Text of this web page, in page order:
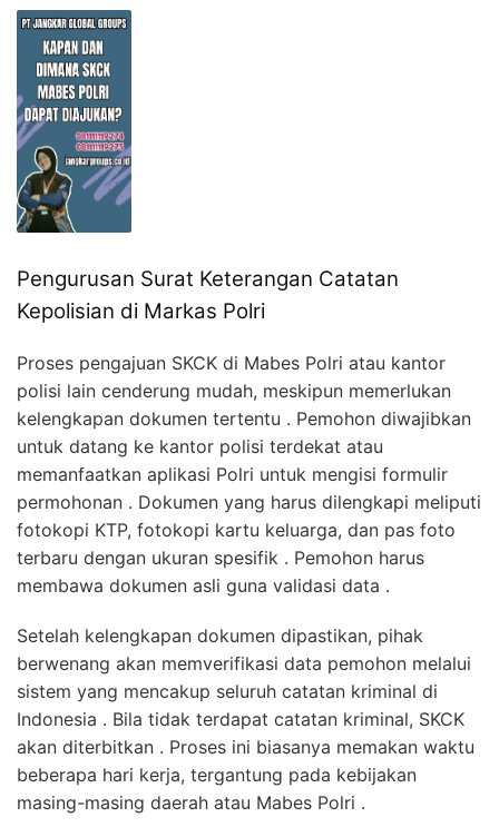
Pengurusan Surat Keterangan Catatan
Kepolisian di Markas Polri
Proses pengajuan SKCK di Mabes Polri atau kantor
polisi lain cenderung mudah, meskipun memerlukan
kelengkapan dokumen tertentu . Pemohon diwajibkan
untuk datang ke kantor polisi terdekat atau
memanfaatkan aplikasi Polri untuk mengisi formulir
permohonan . Dokumen yang harus dilengkapi meliputi
fotokopi KTP, fotokopi kartu keluarga, dan pas foto
terbaru dengan ukuran spesifik . Pemohon harus
membawa dokumen asli guna validasi data .
Setelah kelengkapan dokumen dipastikan, pihak
berwenang akan memverifikasi data pemohon melalui
sistem yang mencakup seluruh catatan kriminal di
Indonesia . Bila tidak terdapat catatan kriminal, SKCK
akan diterbitkan . Proses ini biasanya memakan waktu
beberapa hari kerja, tergantung pada kebijakan
masing-masing daerah atau Mabes Polri .